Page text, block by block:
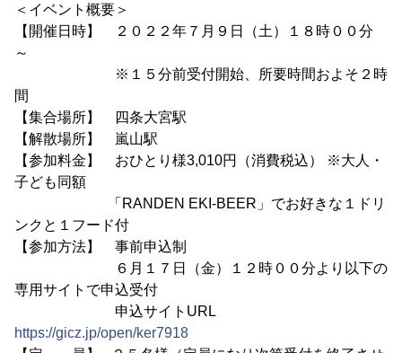
＜イベント概要＞
【開催日時】 ２０２２年７月９日（土）１８時００分
～
※１５分前受付開始、所要時間およそ２時
間
【集合場所】 四条大宮駅
【解散場所】 嵐山駅
【参加料金】 おひとり様3,010円（消費税込） ※大人・
子ども同額
「RANDEN EKI-BEER」でお好きな１ドリ
ンクと１フード付
【参加方法】 事前申込制
６月１７日（金）１２時００分より以下の
専用サイトで申込受付
申込サイトURL
https://gicz.jp/open/ker7918